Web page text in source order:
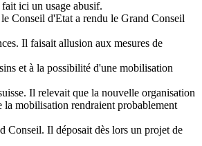
ici un usage abusif.
Conseil d'Etat a rendu le Grand Conseil
Il faisait allusion aux mesures de
et à la possibilité d'une mobilisation
Il relevait que la nouvelle organisation
la mobilisation rendraient probablement
Conseil. Il déposait dès lors un projet de